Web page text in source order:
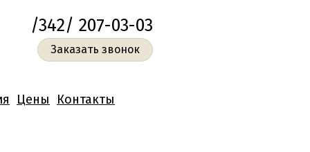
/342/ 207-03-03
Заказать звонок
Цены Контакты